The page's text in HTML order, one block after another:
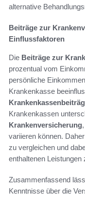
alternative
Beiträge zur
Einflussfaktoren
Die Beiträge zur
prozentual vom
persönliche
Krankenkasse
Krankenkassen
Krankenversicherung
variieren können.
zu vergleichen und
enthaltenen Leistungen
Zusammenfassend
Kenntnisse über die